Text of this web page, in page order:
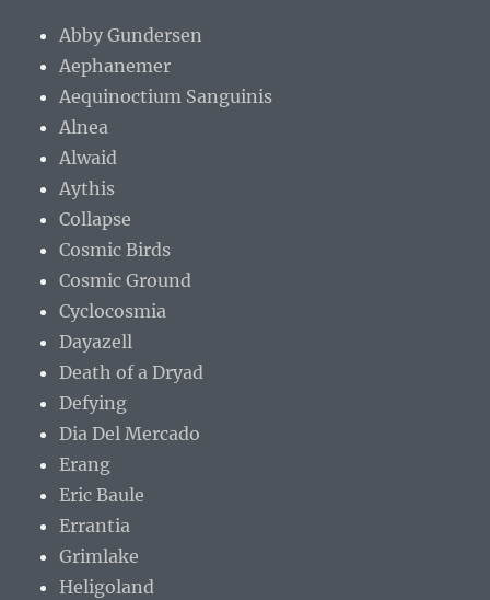
Abby Gundersen
Aephanemer
Aequinoctium Sanguinis
Alnea
Alwaid
Aythis
Collapse
Cosmic Birds
Cosmic Ground
Cyclocosmia
Dayazell
Death of a Dryad
Defying
Dia Del Mercado
Erang
Eric Baule
Errantia
Grimlake
Heligoland